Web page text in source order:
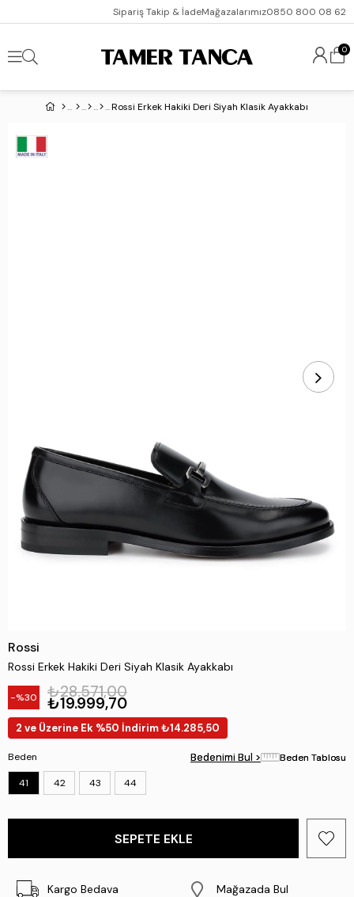
Sipariş Takip & İadeMağazalarımız0850 800 08 62
0
Rossi Erkek Hakiki Deri Siyah Klasik Ayakkabı
Rossi
Rossi Erkek Hakiki Deri Siyah Klasik Ayakkabı
30 ₺28.571,00
₺19.999,70
2 ve Üzerine Ek %50 İndirim ₺14.285,50
Beden
41 42 43 44
Bedenimi Bul > Beden Tablosu
Bedenimi Bul > Beden Tablosu
Kargo Bedava Mağazada Bul